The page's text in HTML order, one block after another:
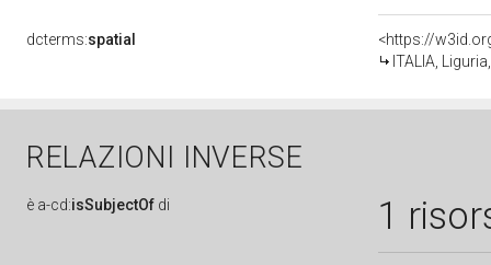
dcterms:spatial
<https://
ITALIA,
RELAZIONI INVERSE
è a-cd:isSubjectOf di 1